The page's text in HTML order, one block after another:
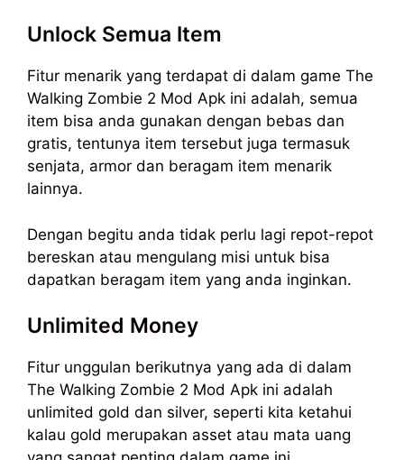
Unlock Semua Item
Fitur menarik yang terdapat di dalam game The
Walking Zombie 2 Mod Apk ini adalah, semua
item bisa anda gunakan dengan bebas dan
gratis, tentunya item tersebut juga termasuk
senjata, armor dan beragam item menarik
lainnya.
Dengan begitu anda tidak perlu lagi repot-repot
bereskan atau mengulang misi untuk bisa
dapatkan beragam item yang anda inginkan.
Unlimited Money
Fitur unggulan berikutnya yang ada di dalam
The Walking Zombie 2 Mod Apk ini adalah
unlimited gold dan silver, seperti kita ketahui
kalau gold merupakan asset atau mata uang